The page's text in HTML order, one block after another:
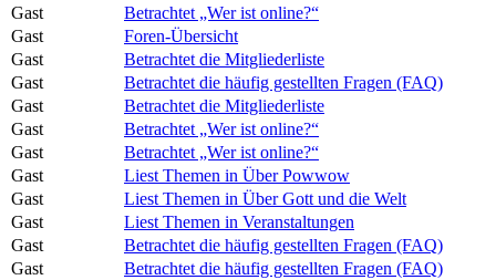
Gast
Betrachtet „Wer ist online?“
Gast
Foren-Übersicht
Gast
Betrachtet die Mitgliederliste
Gast
Betrachtet die häufig gestellten Fragen (FAQ)
Gast
Betrachtet die Mitgliederliste
Gast
Betrachtet „Wer ist online?“
Gast
Betrachtet „Wer ist online?“
Gast
Liest Themen in Über Powwow
Gast
Liest Themen in Über Gott und die Welt
Gast
Liest Themen in Veranstaltungen
Gast
Betrachtet die häufig gestellten Fragen (FAQ)
Gast
Betrachtet die häufig gestellten Fragen (FAQ)